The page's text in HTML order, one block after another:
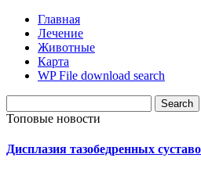
Главная
Лечение
Животные
Карта
WP File download search
Топовые новости
Дисплазия тазобедренных